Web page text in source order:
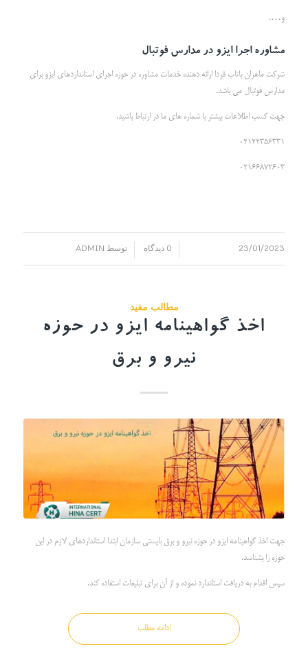
و….
مشاوره اجرا ایزو در مدارس فوتبال
شرکت ماهران باتاب فردا ارائه دهنده خدمات مشاوره در حوزه اجرای استانداردهای ایزو برای
مدارس فوتبال می باشد.
جهت کسب اطلاعات بیشتر با شماره های ما در ارتباط باشید.
02122356331
02166872603
23/01/2023 0 دیدگاه توسط ADMIN
مطالب مفید
اخذ گواهینامه ایزو در حوزه
نیرو و برق
جهت اخذ گواهینامه ایزو در حوزه نیرو و برق بایستی سازمان ابتدا استانداردهای لازم در این
حوزه را بشناسد.
سپس اقدام به دریافت استاندارد نموده و از آن برای تبلیغات استفاده کند.
ادامه مطلب